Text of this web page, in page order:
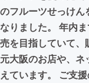
のフルーツせっけん
なりました。 年内
売を目指していて、
元大阪のお店や、ネ
えています。 ご支